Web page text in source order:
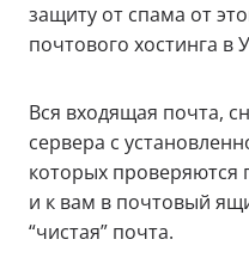
защиту от спама от
почтового хостинга в
Вся входящая почта,
сервера с
которых проверяются
и к вам в почтовый
“чистая” почта.